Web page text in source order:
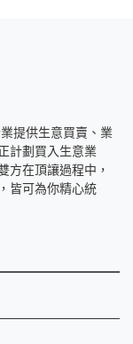
提供生意買賣、業
計劃買入生意業
方在頂讓過程中，
皆可為你精心統